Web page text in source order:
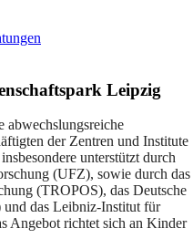
Leipzig
abwechslungsreiche
der Zentren und Institute
unterstützt durch
(UFZ), sowie durch das
(TROPOS), das Deutsche
das Leibniz-Institut für
Angebot richtet sich an Kinder